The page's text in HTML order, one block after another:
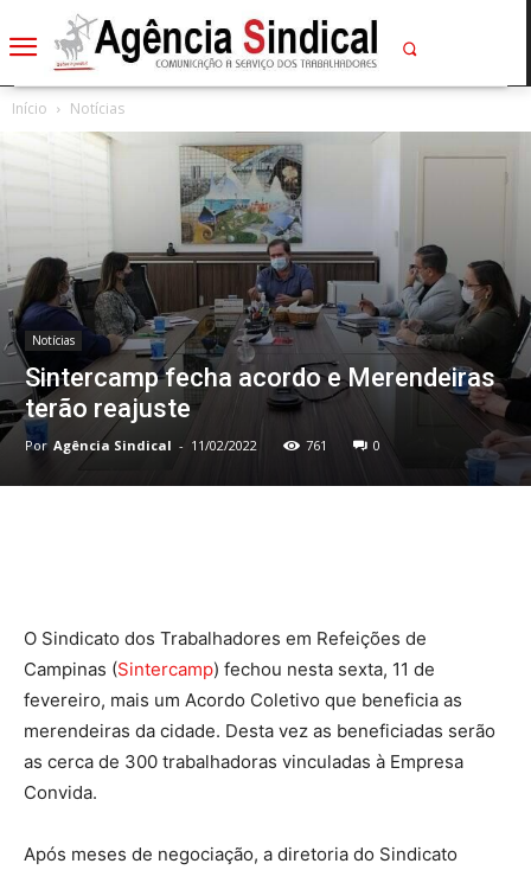
Início Notícias
Notícias
Sintercamp fecha acordo e Merendeiras
terão reajuste
Por Agência Sindical - 11/02/2022 761 0
O Sindicato dos Trabalhadores em Refeições de
Campinas (Sintercamp) fechou nesta sexta, 11 de
fevereiro, mais um Acordo Coletivo que beneficia as
merendeiras da cidade. Desta vez as beneficiadas serão
as cerca de 300 trabalhadoras vinculadas à Empresa
Convida.
Após meses de negociação, a diretoria do Sindicato